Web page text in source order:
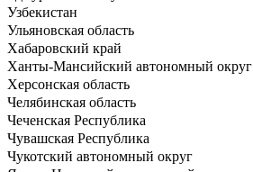
Узбекистан
Ульяновская область
Хабаровский край
Ханты-Мансийский автономный округ
Херсонская область
Челябинская область
Чеченская Республика
Чувашская Республика
Чукотский автономный округ